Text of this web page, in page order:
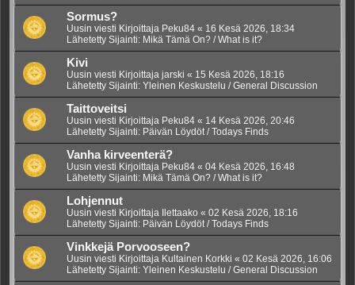
Sormus?
Uusin viesti Kirjoittaja Peku84 « 16 Kesä 2026, 18:34
Lähetetty Sijainti: Mikä Tämä On? / What is it?
Kivi
Uusin viesti Kirjoittaja jarski « 15 Kesä 2026, 18:16
Lähetetty Sijainti: Yleinen Keskustelu / General Discussion
Taittoveitsi
Uusin viesti Kirjoittaja Peku84 « 14 Kesä 2026, 20:46
Lähetetty Sijainti: Päivän Löydöt / Todays Finds
Vanha kirveenterä?
Uusin viesti Kirjoittaja Peku84 « 04 Kesä 2026, 16:48
Lähetetty Sijainti: Mikä Tämä On? / What is it?
Lohjennut
Uusin viesti Kirjoittaja Ilettaako « 02 Kesä 2026, 18:16
Lähetetty Sijainti: Päivän Löydöt / Todays Finds
Vinkkejä Porvooseen?
Uusin viesti Kirjoittaja Kultainen Korkki « 02 Kesä 2026, 16:06
Lähetetty Sijainti: Yleinen Keskustelu / General Discussion